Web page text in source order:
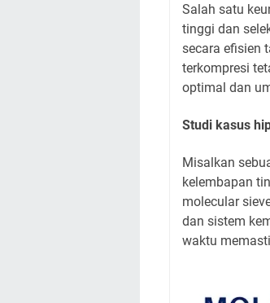
Salah satu
tinggi dan
secara efisien
terkompresi
optimal dan
Studi kasus
Misalkan
kelembapan
molecular
dan sistem
waktu